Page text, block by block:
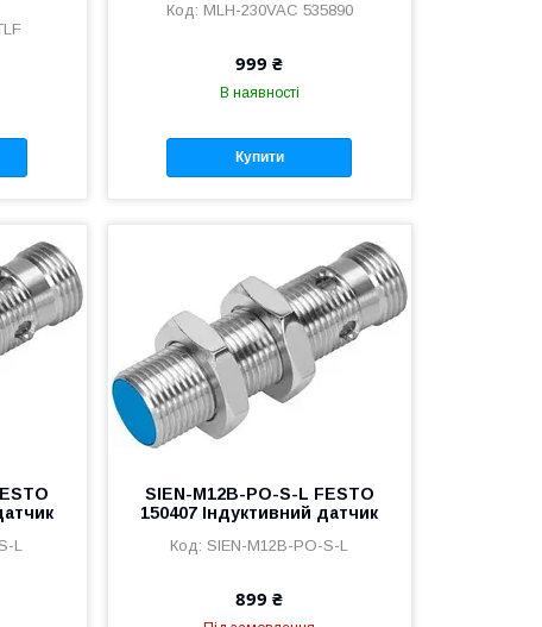
MLH-230VAC 535890
999 ₴
В наявності
Купити
L
SIEN-M12B-PO-S-L FESTO
150407 Індуктивний датчик
SIEN-M12B-PO-S-L
899 ₴